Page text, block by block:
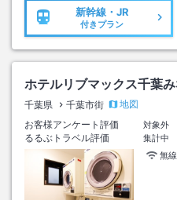
新幹線・JR
付きプラン
ホテルリブマックス千葉
千葉県 千葉市街
地図
お客様アンケート評価
対象外
るるぶトラベル評価
集計中
無